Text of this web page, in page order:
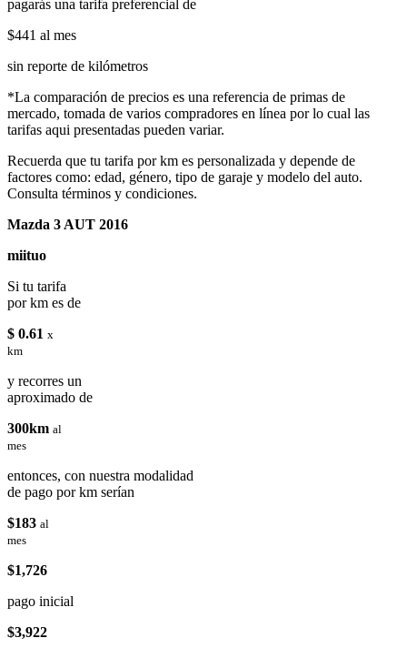
pagarás una tarifa preferencial de
$441 al mes
sin reporte de kilómetros
*La comparación de precios es una referencia de primas de
mercado, tomada de varios compradores en línea por lo cual las
tarifas aqui presentadas pueden variar.
Recuerda que tu tarifa por km es personalizada y depende de
factores como: edad, género, tipo de garaje y modelo del auto.
Consulta términos y condiciones.
Mazda 3 AUT 2016
miituo
Si tu tarifa
por km es de
$ 0.61 x
km
y recorres un
aproximado de
300km al
mes
entonces, con nuestra modalidad
de pago por km serían
$183 al
mes
$1,726
pago inicial
$3,922